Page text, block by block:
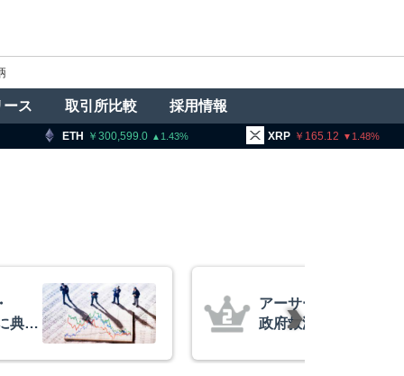
ース 取引所比較 採用情報
XRP 165.12 BNB 93,578.5
壊と
ドル
暗号資産交換業者に
要請、詐欺被害防止